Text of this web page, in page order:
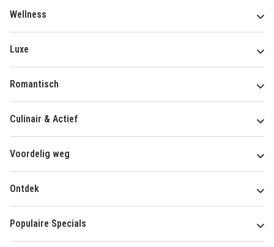
Wellness
Luxe
Romantisch
Culinair & Actief
Voordelig weg
Ontdek
Populaire Specials